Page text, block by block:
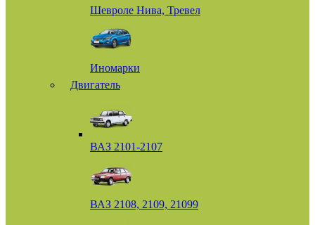
Шевроле Нива, Тревел
Иномарки
Двигатель
ВАЗ 2101-2107
ВАЗ 2108, 2109, 21099